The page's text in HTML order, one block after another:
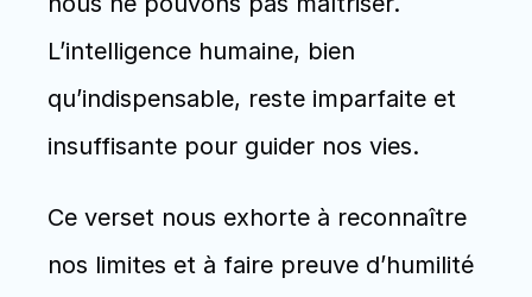
L’intelligence humaine, bien
qu’indispensable, reste imparfaite et
insuffisante pour guider nos vies.
Ce verset nous exhorte à reconnaître
nos limites et à faire preuve d’humilité